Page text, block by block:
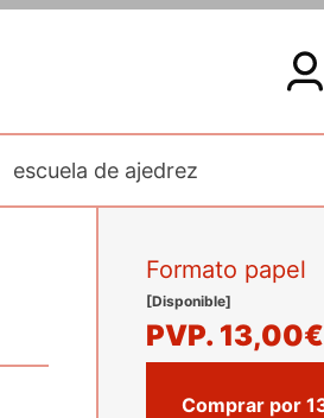
escuela de ajedrez
Formato papel
[Disponible]
PVP. 13,00€